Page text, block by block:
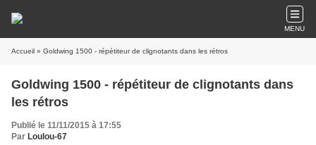
MENU
Accueil » Goldwing 1500 - répétiteur de clignotants dans les rétros
Goldwing 1500 - répétiteur de clignotants dans
les rétros
Publié le 11/11/2015 à 17:55
Par Loulou-67